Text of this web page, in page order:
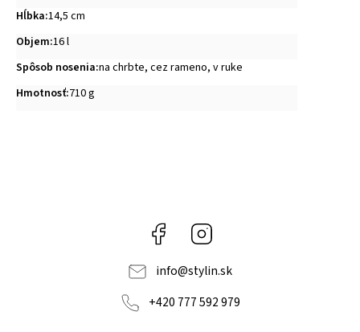
Hĺbka:14,5 cm
Objem:16 l
Spôsob nosenia:na chrbte, cez rameno, v ruke
Hmotnosť:710 g
Facebook
info@stylin.sk
+420 777 592 979